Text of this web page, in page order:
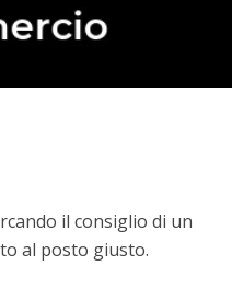
il consiglio di un
al posto giusto.